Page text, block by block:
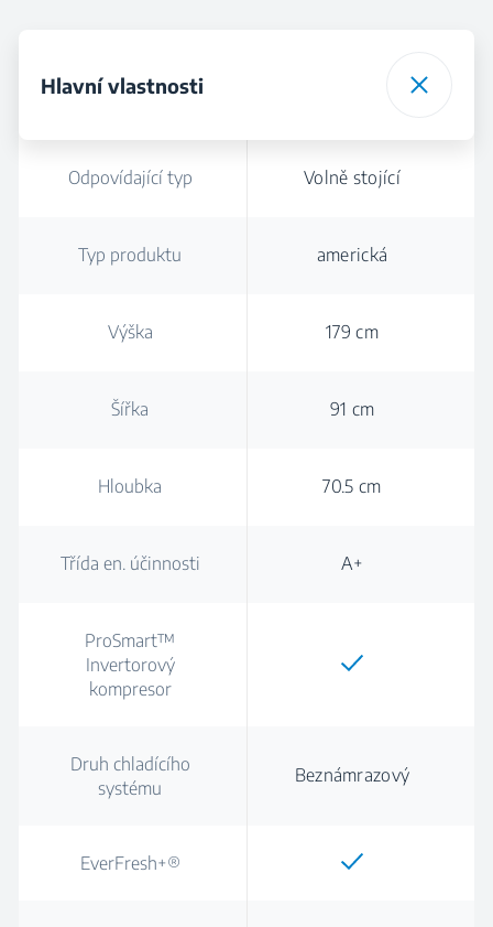
Hlavní vlastnosti
Odpovídající typ Volně stojící
Typ produktu americká
Výška 179 cm
Šířka 91 cm
Hloubka 70.5 cm
Třída en. účinnosti A+
ProSmart™
Invertorový
kompresor
Druh chladícího
systému
Beznámrazový
EverFresh+®